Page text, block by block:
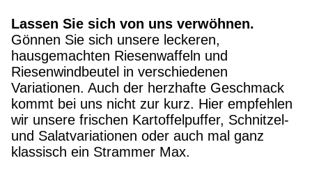
Lassen Sie sich von uns verwöhnen.
Gönnen Sie sich unsere leckeren,
hausgemachten Riesenwaffeln und
Riesenwindbeutel in verschiedenen
Variationen. Auch der herzhafte Geschmack
kommt bei uns nicht zur kurz. Hier empfehlen
wir unsere frischen Kartoffelpuffer, Schnitzel-
und Salatvariationen oder auch mal ganz
klassisch ein Strammer Max.